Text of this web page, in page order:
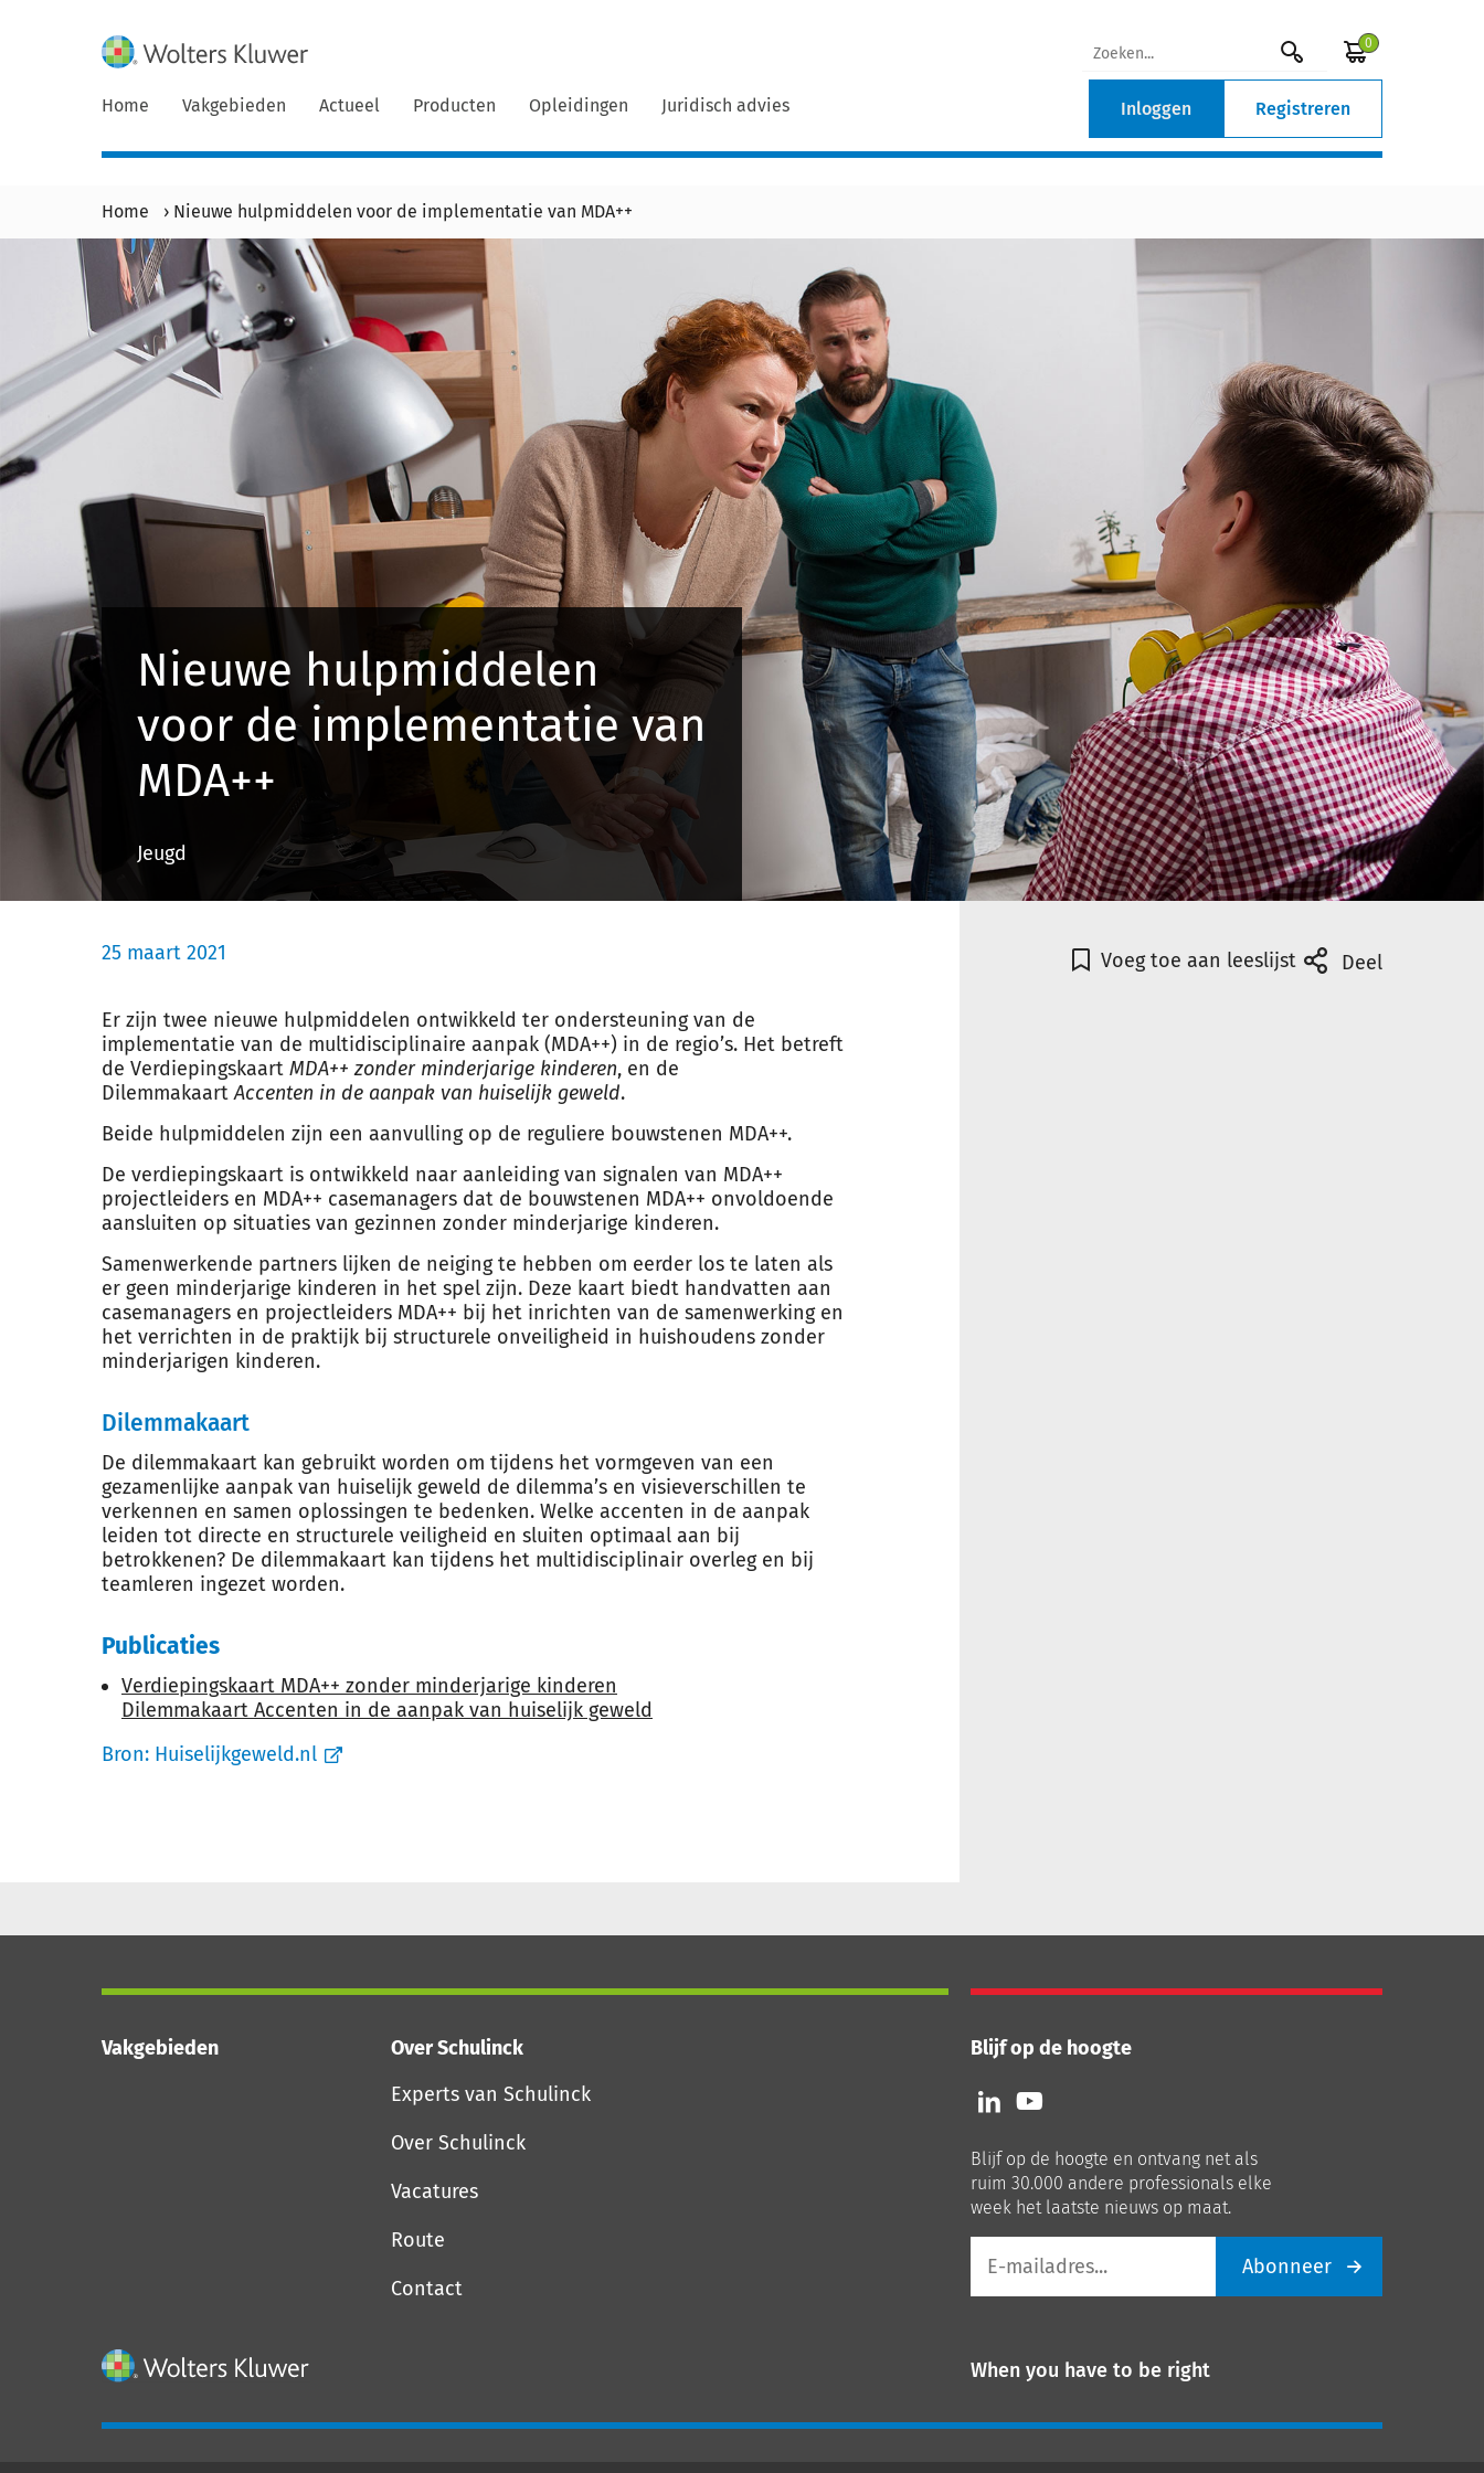
0
Home Vakgebieden Actueel Producten Opleidingen Juridisch advies Inloggen Registreren
Home › Nieuwe hulpmiddelen voor de implementatie van MDA++
Nieuwe hulpmiddelen
voor de implementatie van
MDA++
Jeugd
25 maart 2021
Er zijn twee nieuwe hulpmiddelen ontwikkeld ter ondersteuning van de
implementatie van de multidisciplinaire aanpak (MDA++) in de regio’s. Het betreft
de Verdiepingskaart MDA++ zonder minderjarige kinderen, en de
DilemmakaartAccenten in de aanpak van huiselijk geweld.
Beide hulpmiddelen zijn een aanvulling op de reguliere bouwstenen MDA++.
De verdiepingskaart is ontwikkeld naar aanleiding van signalen van MDA++
projectleiders en MDA++ casemanagers dat de bouwstenen MDA++ onvoldoende
aansluiten op situaties van gezinnen zonder minderjarige kinderen.
Samenwerkende partners lijken de neiging te hebben om eerder los te laten als
er geen minderjarige kinderen in het spel zijn. Deze kaart biedt handvatten aan
casemanagers en projectleiders MDA++ bij het inrichten van de samenwerking en
het verrichten in de praktijk bij structurele onveiligheid in huishoudens zonder
minderjarigen kinderen.
Dilemmakaart
De dilemmakaart kan gebruikt worden om tijdens het vormgeven van een
gezamenlijke aanpak van huiselijk geweld de dilemma’s en visieverschillen te
verkennen en samen oplossingen te bedenken. Welke accenten in de aanpak
leiden tot directe en structurele veiligheid en sluiten optimaal aan bij
betrokkenen? De dilemmakaart kan tijdens het multidisciplinair overleg en bij
teamleren ingezet worden.
Publicaties
Verdiepingskaart MDA++ zonder minderjarige kinderen
Dilemmakaart Accenten in de aanpak van huiselijk geweld
Bron: Huiselijkgeweld.nl
Voeg toe aan leeslijst Deel
Vakgebieden
Over Schulinck
Experts van Schulinck
Over Schulinck
Vacatures
Route
Contact
Blijf op de hoogte
Volg
ons
LinkedIn
Volg
ons
Youtube
Blijf op de hoogte en ontvang net als
ruim 30.000 andere professionals elke
week het laatste nieuws op maat.
mailadres
Abonneer
When you have to be right